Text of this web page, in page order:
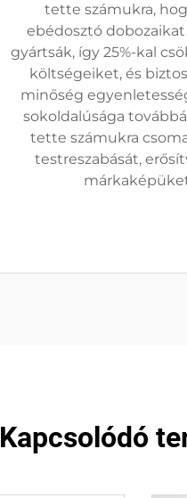
tette számukra,
ebédosztó
gyártsák, így 25%-kal
költségeiket, és
minőség
sokoldalúsága
tette számukra
testreszabását,
Kapcsolódó